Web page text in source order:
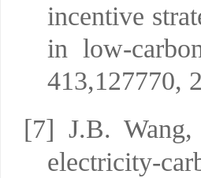
incentive
in low-
413,127770,
[7] J.B.
electricity-